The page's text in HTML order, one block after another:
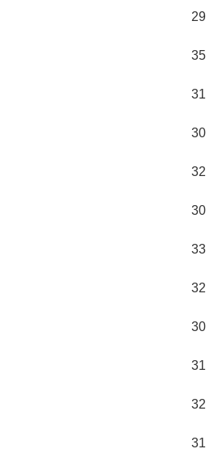
29
35
31
30
32
30
33
32
30
31
32
31